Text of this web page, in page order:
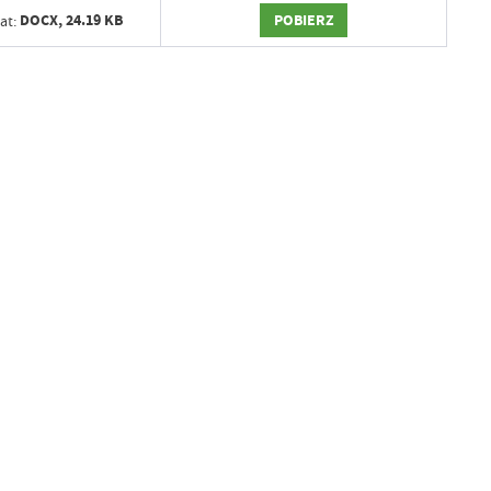
DOCX,24.19 KB POBIERZ